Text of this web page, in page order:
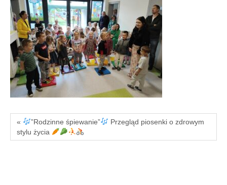
« ”Rodzinne śpiewanie”
Przegląd piosenki o zdrowym
stylu życia